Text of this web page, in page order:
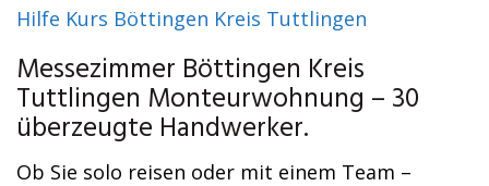
Hilfe Kurs Böttingen Kreis Tuttlingen
Messezimmer Böttingen Kreis
Tuttlingen Monteurwohnung – 30
überzeugte Handwerker.
Ob Sie solo reisen oder mit einem Team –